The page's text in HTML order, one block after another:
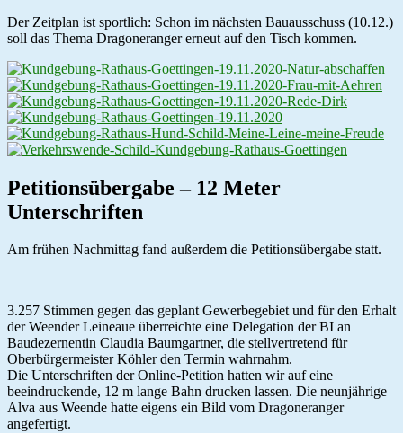
Der Zeitplan ist sportlich: Schon im nächsten Bauausschuss (10.12.)
soll das Thema Dragoneranger erneut auf den Tisch kommen.
Petitionsübergabe – 12 Meter
Unterschriften
Am frühen Nachmittag fand außerdem die Petitionsübergabe statt.
3.257 Stimmen gegen das geplant Gewerbegebiet und für den Erhalt
der Weender Leineaue überreichte eine Delegation der BI an
Baudezernentin Claudia Baumgartner, die stellvertretend für
Oberbürgermeister Köhler den Termin wahrnahm.
Die Unterschriften der Online-Petition hatten wir auf eine
beeindruckende, 12 m lange Bahn drucken lassen. Die neunjährige
Alva aus Weende hatte eigens ein Bild vom Dragoneranger
angefertigt.